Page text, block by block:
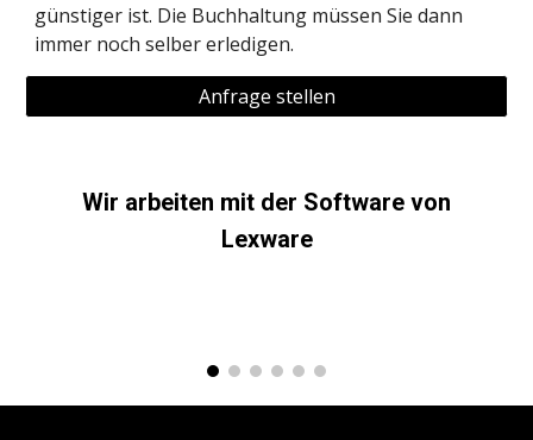
günstiger ist. Die Buchhaltung müssen Sie dann
immer noch selber erledigen.
Anfrage stellen
Wir arbeiten mit der Software von
Lexware